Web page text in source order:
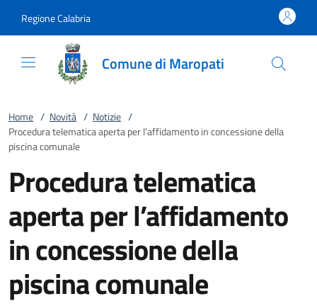
Regione Calabria
Comune di Maropati
Home / Novità / Notizie /
Procedura telematica aperta per l’affidamento in concessione della
piscina comunale
Procedura telematica
aperta per l’affidamento
in concessione della
piscina comunale